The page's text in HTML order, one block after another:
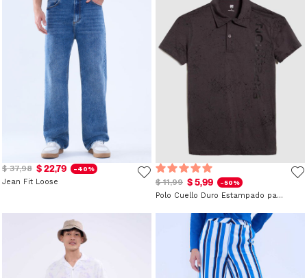
$ 37,98 $ 22,79 -40%
Jean Fit Loose $ 11,99 $ 5,99 -50%
Polo Cuello Duro Estampado para Niño